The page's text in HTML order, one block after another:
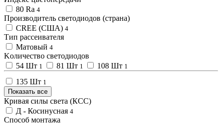
80 Ra 4
Производитель светодиодов (страна)
CREE (США) 4
Тип рассеивателя
Матовый 4
Kоличество светодиодов
54 Шт 1 81 Шт 1 108 Шт 1
135 Шт 1
Показать все
Кривая силы света (КСС)
Д - Косинусная 4
Способ монтажа